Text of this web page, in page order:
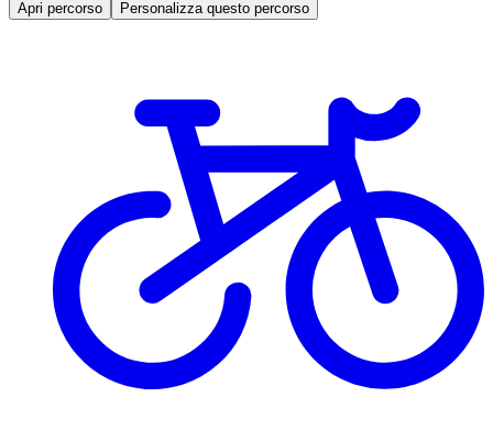
Apri percorso Personalizza questo percorso